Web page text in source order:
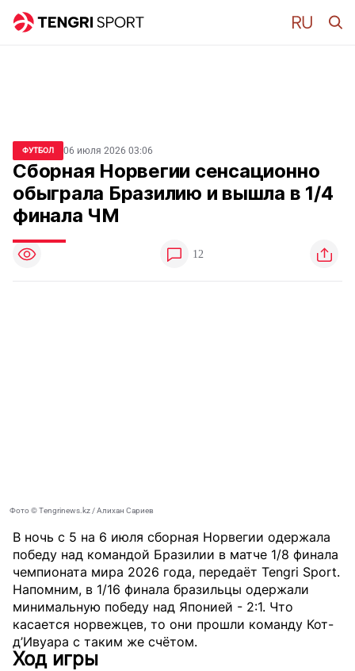
ФУТБОЛ 06 июля 2026 03:06
Сборная Норвегии сенсационно
обыграла Бразилию и вышла в 1/4
финала ЧМ
12
Фото ©️ Tengrinews.kz / Алихан Сариев
В ночь с 5 на 6 июля сборная Норвегии одержала
победу над командой Бразилии в матче 1/8 финала
чемпионата мира 2026 года, передаёт Tengri Sport.
Напомним, в 1/16 финала бразильцы одержали
минимальную победу над Японией - 2:1. Что
касается норвежцев, то они прошли команду Кот-
д’Ивуара с таким же счётом.
Ход игры